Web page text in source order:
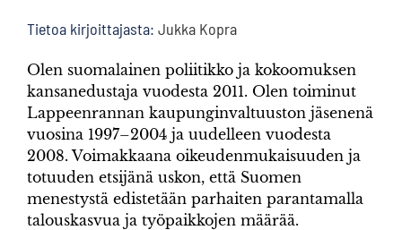
Tietoa kirjoittajasta: Jukka Kopra
Olen suomalainen poliitikko ja kokoomuksen
kansanedustaja vuodesta 2011. Olen toiminut
Lappeenrannan kaupunginvaltuuston jäsenenä
vuosina 1997–2004 ja uudelleen vuodesta
2008. Voimakkaana oikeudenmukaisuuden ja
totuuden etsijänä uskon, että Suomen
menestystä edistetään parhaiten parantamalla
talouskasvua ja työpaikkojen määrää.